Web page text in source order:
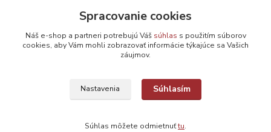
Kontakty
Spracovanie cookies
Náš e-shop a partneri potrebujú Váš súhlas s použitím súborov
cookies, aby Vám mohli zobrazovať informácie týkajúce sa Vašich
záujmov.
Nastavenia Súhlasím
Súhlas môžete odmietnuťtu.